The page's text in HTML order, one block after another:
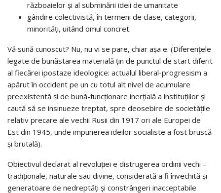
războaielor și al subminării ideii de umanitate
gândire colectivistă, în termeni de clase, categorii,
minorități, uitând omul concret.
Vă sună cunoscut? Nu, nu vi se pare, chiar așa e. (Diferențele
legate de bunăstarea materială țin de punctul de start diferit
al fiecărei ipostaze ideologice: actualul liberal-progresism a
apărut în occident pe un cu totul alt nivel de acumulare
preexistentă și de bună-funcționare inerțială a instituțiilor și
caută să se insinueze treptat, spre deosebire de societățile
relativ precare ale vechii Rusii din 1917 ori ale Europei de
Est din 1945, unde impunerea ideilor socialiste a fost bruscă
și brutală).
Obiectivul declarat al revoluției e distrugerea ordinii vechi –
tradiționale, naturale sau divine, considerată a fi învechită și
generatoare de nedreptăți și constrângeri inacceptabile